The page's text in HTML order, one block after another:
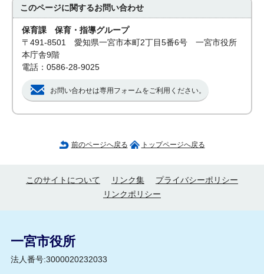
このページに関するお問い合わせ
保育課 保育・指導グループ
〒491-8501 愛知県一宮市本町2丁目5番6号 一宮市役所
本庁舎9階
電話：0586-28-9025
お問い合わせは専用フォームをご利用ください。
前のページへ戻る トップページへ戻る
このサイトについて リンク集
プライバシーポリシー
リンクポリシー
一宮市役所
法人番号:3000020232033